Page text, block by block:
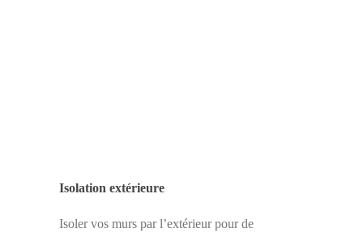
Isolation extérieure
Isoler vos murs par l’extérieur pour de